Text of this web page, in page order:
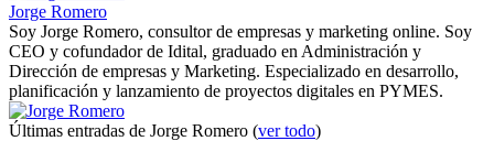
Jorge Romero
Soy Jorge Romero, consultor de empresas y marketing online. Soy
CEO y cofundador de Idital, graduado en Administración y
Dirección de empresas y Marketing. Especializado en desarrollo,
planificación y lanzamiento de proyectos digitales en PYMES.
Últimas entradas de Jorge Romero (ver todo)